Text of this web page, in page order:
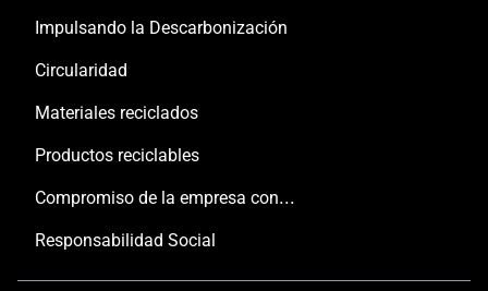
Impulsando la Descarbonización
Circularidad
Materiales reciclados
Productos reciclables
Compromiso de la empresa con las personas y el planeta
Responsabilidad Social